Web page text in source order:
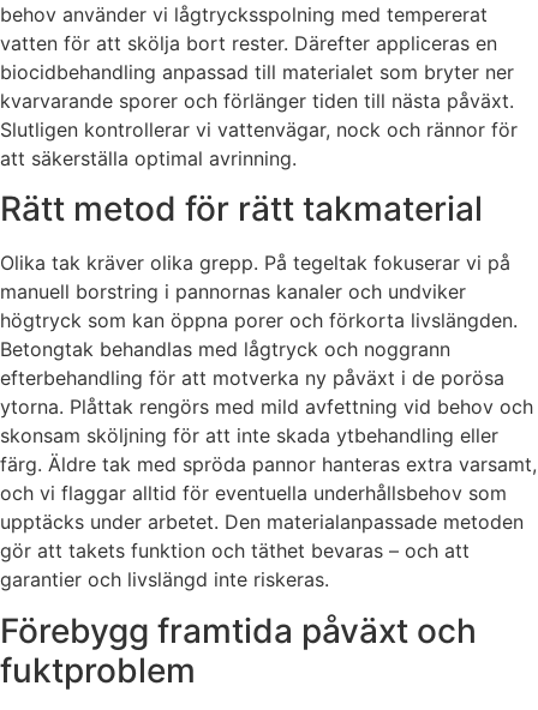
behov använder vi lågtrycksspolning med tempererat
vatten för att skölja bort rester. Därefter appliceras en
biocidbehandling anpassad till materialet som bryter ner
kvarvarande sporer och förlänger tiden till nästa påväxt.
Slutligen kontrollerar vi vattenvägar, nock och rännor för
att säkerställa optimal avrinning.
Rätt metod för rätt takmaterial
Olika tak kräver olika grepp. På tegeltak fokuserar vi på
manuell borstring i pannornas kanaler och undviker
högtryck som kan öppna porer och förkorta livslängden.
Betongtak behandlas med lågtryck och noggrann
efterbehandling för att motverka ny påväxt i de porösa
ytorna. Plåttak rengörs med mild avfettning vid behov och
skonsam sköljning för att inte skada ytbehandling eller
färg. Äldre tak med spröda pannor hanteras extra varsamt,
och vi flaggar alltid för eventuella underhållsbehov som
upptäcks under arbetet. Den materialanpassade metoden
gör att takets funktion och täthet bevaras – och att
garantier och livslängd inte riskeras.
Förebygg framtida påväxt och
fuktproblem